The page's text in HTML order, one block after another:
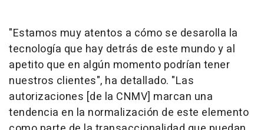
"Estamos muy atentos a cómo se desarolla la
tecnología que hay detrás de este mundo y al
apetito que en algún momento podrían tener
nuestros clientes", ha detallado. "Las
autorizaciones [de la CNMV] marcan una
tendencia en la normalización de este elemento